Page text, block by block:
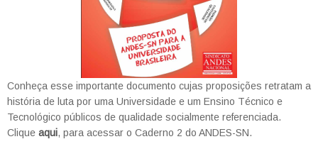
Conheça esse importante documento cujas proposições retratam a
história de luta por uma Universidade e um Ensino Técnico e
Tecnológico públicos de qualidade socialmente referenciada.
Clique aqui, para acessar o Caderno 2 do ANDES-SN.